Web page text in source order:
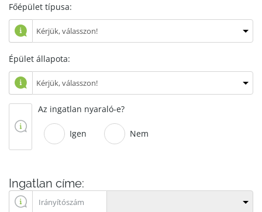
Főépület típusa:
Épület állapota:
Az ingatlan nyaraló-e?
Igen Nem
Ingatlan címe: